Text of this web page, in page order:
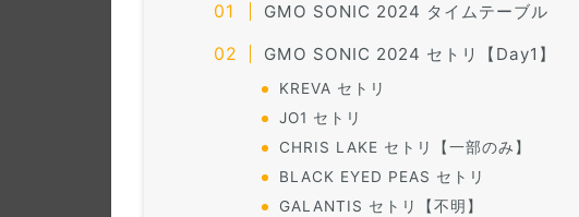
GMO SONIC 2024 タイムテーブル
GMO SONIC 2024 セトリ【Day1】
KREVA セトリ
JO1 セトリ
CHRIS LAKE セトリ【一部のみ】
BLACK EYED PEAS セトリ
GALANTIS セトリ【不明】